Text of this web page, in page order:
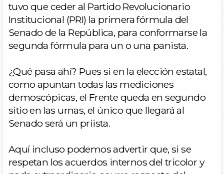
tuvo que ceder al Partido Revolucionario
Institucional (PRI) la primera fórmula del
Senado de la República, para conformarse la
segunda fórmula para un o una panista.
¿Qué pasa ahí? Pues si en la elección estatal,
como apuntan todas las mediciones
demoscópicas, el Frente queda en segundo
sitio en las urnas, el único que llegará al
Senado será un priista.
Aquí incluso podemos advertir que, si se
respetan los acuerdos internos del tricolor y